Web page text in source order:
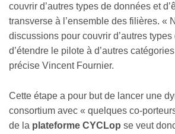
couvrir d’autres types de données et
transverse à l’ensemble des filières. «
discussions pour couvrir d’autres
d’étendre le pilote à d’autres
précise Vincent Fournier.
Cette étape a pour but de lancer une
consortium avec « quelques co-
de la plateforme CYCLop se veut